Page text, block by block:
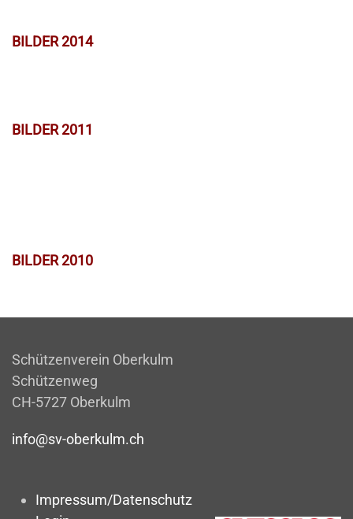
BILDER 2014
BILDER 2011
BILDER 2010
Schützenverein Oberkulm
Schützenweg
CH-5727 Oberkulm
info@sv-oberkulm.ch
Impressum/Datenschutz